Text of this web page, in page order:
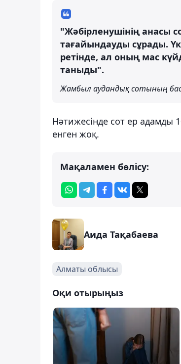
"Жәбірленушінің анасы
тағайындауды сұрады.
ретінде, ал оның мас
таныды".
Жамбыл аудандық сотының
Нәтижесінде сот ер адамды
енген жоқ.
Мақаламен бөлісу:
Аида Тақабаева
Алматы облысы
Оқи отырыңыз